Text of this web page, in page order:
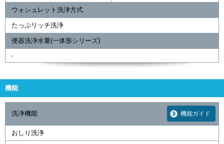
ウォシュレット洗浄方式
たっぷリッチ洗浄
便器洗浄水量(一体形シリーズ)
-
機能
洗浄機能 機能ガイド
おしり洗浄